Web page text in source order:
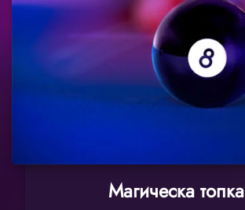
Магическа топка